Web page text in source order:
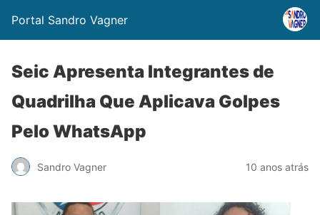
Portal Sandro Vagner
Seic Apresenta Integrantes de
Quadrilha Que Aplicava Golpes
Pelo WhatsApp
Sandro Vagner 10 anos atrás